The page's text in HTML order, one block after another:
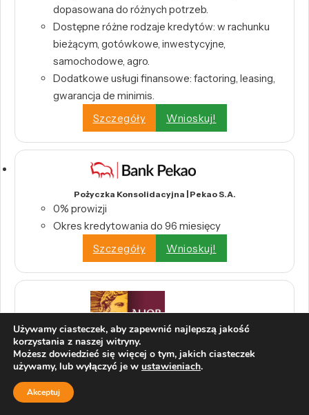
dopasowana do różnych potrzeb.
Dostępne różne rodzaje kredytów: w rachunku
bieżącym, gotówkowe, inwestycyjne,
samochodowe, agro.
Dodatkowe usługi finansowe: factoring, leasing,
gwarancja de minimis.
Szczegóły
Wnioskuj!
Pożyczka Konsolidacyjna | Pekao S.A.
0% prowizji
Okres kredytowania do 96 miesięcy
Szczegóły
Wnioskuj!
Internetowy Kredyt Konsolidacyjny | Alior Bank
Wysoka kwota kredytu – nawet 200 000 zł
Długi okres spłaty – do 10 lat
Używamy ciasteczek, aby zapewnić najlepszą jakość
korzystania z naszej witryny.
Możesz dowiedzieć się więcej o tym, jakich ciasteczek
używamy, lub wyłączyć je w ustawieniach.
Akceptuj